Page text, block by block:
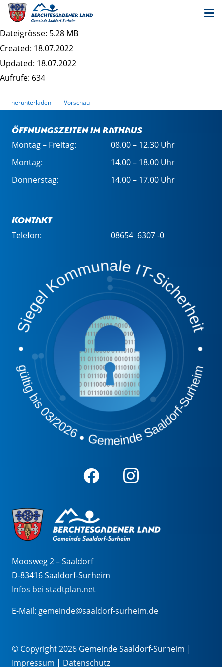
Anlage zur Begründung - Sozialraumanalyse
Dezember 2020
Dateigrösse: 5.28 MB
Created: 18.07.2022
Updated: 18.07.2022
Aufrufe: 634
herunterladen Vorschau
Öffnungszeiten im Rathaus
Montag – Freitag:
08.00 – 12.30 Uhr
Montag:
14.00 – 18.00 Uhr
Donnerstag:
14.00 – 17.00 Uhr
Kontakt
Telefon: 08654 6307 -0
Moosweg 2 – Saaldorf
D-83416 Saaldorf-Surheim
Infos bei stadtplan.net
E-Mail: gemeinde@saaldorf-surheim.de
© Copyright 2026 Gemeinde Saaldorf-Surheim |
Impressum | Datenschutz